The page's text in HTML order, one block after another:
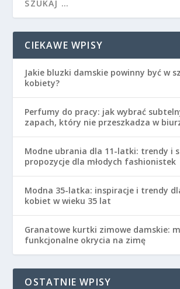
CIEKAWE WPISY
Jakie bluzki damskie powinny być w
kobiety?
Perfumy do pracy: jak wybrać
zapach, który nie przeszkadza w
Modne ubrania dla 11-latki: trendy i
propozycje dla młodych fashionistek
Modna 35-latka: inspiracje i trendy
kobiet w wieku 35 lat
Granatowe kurtki zimowe damskie:
funkcjonalne okrycia na zimę
OSTATNIE WPISY